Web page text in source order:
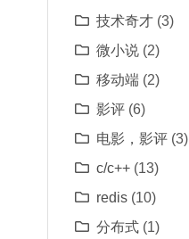
技术奇才(3)
微小说(2)
移动端(2)
影评(6)
电影，影评(3)
c/c++(13)
redis(10)
分布式(1)